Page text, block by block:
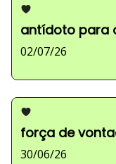
antídoto para
02/07/26
força de
30/06/26